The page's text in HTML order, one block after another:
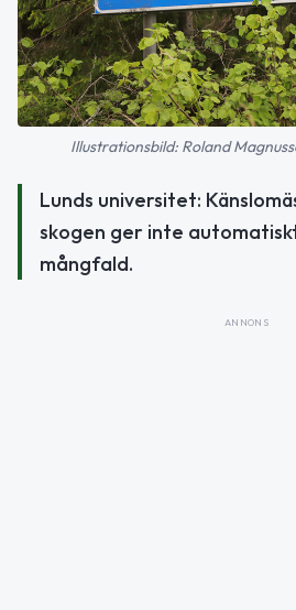
Illustrationsbild: Roland
Lunds universitet:
skogen ger inte
mångfald.
ANNONS